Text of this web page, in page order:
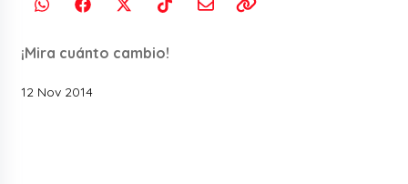
¡Mira cuánto cambio!
12 Nov 2014